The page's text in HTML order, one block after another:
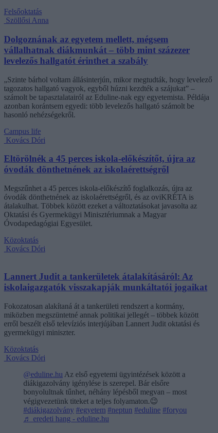
Felsőoktatás
Szöllősi Anna
Dolgoznának az egyetem mellett, mégsem
vállalhatnak diákmunkát – több mint százezer
levelezős hallgatót érinthet a szabály
„Szinte bárhol voltam állásinterjún, mikor megtudták, hogy levelező
tagozatos hallgató vagyok, egyből húzni kezdték a szájukat” –
számolt be tapasztalatairól az Eduline-nak egy egyetemista. Példája
azonban korántsem egyedi: több levelezős hallgató számolt be
hasonló nehézségekről.
Campus life
Kovács Dóri
Eltörölnék a 45 perces iskola-előkészítőt, újra az
óvodák dönthetnének az iskolaérettségről
Megszűnhet a 45 perces iskola-előkészítő foglalkozás, újra az
óvodák dönthetnének az iskolaérettségről, és az oviKRÉTA is
átalakulhat. Többek között ezeket a változtatásokat javasolta az
Oktatási és Gyermekügyi Minisztériumnak a Magyar
Óvodapedagógiai Egyesület.
Közoktatás
Kovács Dóri
Lannert Judit a tankerületek átalakításáról: Az
iskolaigazgatók visszakapják munkáltatói jogaikat
Fokozatosan alakítaná át a tankerületi rendszert a kormány,
miközben megszüntetné annak politikai jellegét – többek között
erről beszélt első televíziós interjújában Lannert Judit oktatási és
gyermekügyi miniszter.
Közoktatás
Kovács Dóri
@eduline.hu Az első egyetemi ügyintézések között a
diákigazolvány igénylése is szerepel. Bár elsőre
bonyolultnak tűnhet, néhány lépésből megvan – most
végigvezetünk titeket a teljes folyamaton.😉
#diákigazolvány #egyetem #neptun #eduline #foryou
♬ eredeti hang - eduline.hu